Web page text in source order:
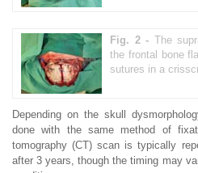
Fig. 2 - The
the frontal bone
sutures in a
Depending on the skull
done with the same method of
tomography (CT) scan is typically
after 3 years, though the timing may